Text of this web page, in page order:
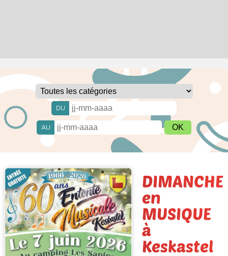
DU
AU
DIMANCHE
en
MUSIQUE
à
Keskastel